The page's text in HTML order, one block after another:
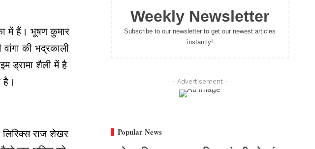
में हैं। भूषण कुमार
की भद्रकाली
ड्रामा शैली में है
है।
राज शेखर
Weekly Newsletter
Subscribe to our newsletter to get our newest articles
instantly!
- Advertisement -
Popular News